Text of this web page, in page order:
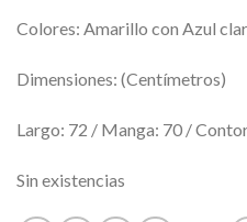
Colores: Amarillo con Azul
Dimensiones: (Centímetros)
Largo: 72 / Manga: 70 /
Sin existencias